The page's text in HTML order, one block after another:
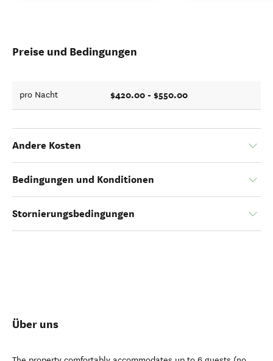
Preise und Bedingungen
pro Nacht $420.00 - $550.00
Andere Kosten
Bedingungen und Konditionen
Stornierungsbedingungen
Über uns